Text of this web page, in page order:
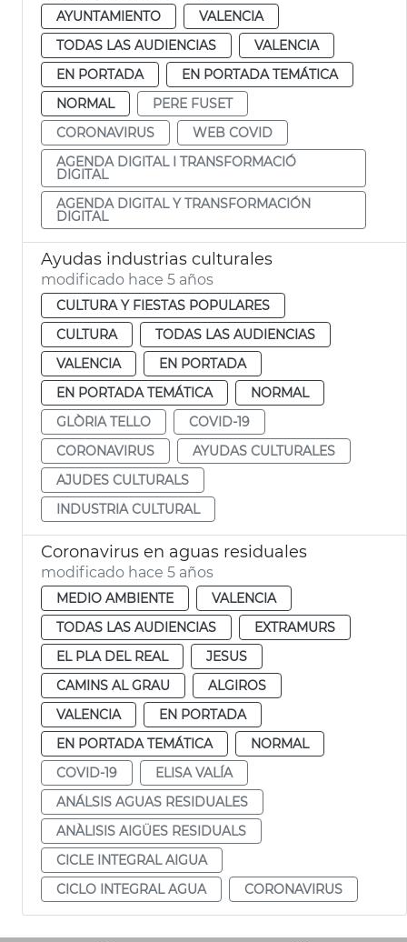
AYUNTAMIENTO
VALENCIA
TODAS LAS AUDIENCIAS
VALENCIA
EN PORTADA
EN PORTADA TEMÁTICA
NORMAL
PERE FUSET
CORONAVIRUS
WEB COVID
AGENDA DIGITAL I TRANSFORMACIÓ
DIGITAL
AGENDA DIGITAL Y TRANSFORMACIÓN
DIGITAL
Ayudas industrias culturales
modificado hace 5 años
CULTURA Y FIESTAS POPULARES
CULTURA
TODAS LAS AUDIENCIAS
VALENCIA
EN PORTADA
EN PORTADA TEMÁTICA
NORMAL
GLÒRIA TELLO
COVID-19
CORONAVIRUS
AYUDAS CULTURALES
AJUDES CULTURALS
INDUSTRIA CULTURAL
Coronavirus en aguas residuales
modificado hace 5 años
MEDIO AMBIENTE
VALENCIA
TODAS LAS AUDIENCIAS
EXTRAMURS
EL PLA DEL REAL
JESUS
CAMINS AL GRAU
ALGIROS
VALENCIA
EN PORTADA
EN PORTADA TEMÁTICA
NORMAL
COVID-19
ELISA VALÍA
ANÁLSIS AGUAS RESIDUALES
ANÀLISIS AIGÜES RESIDUALS
CICLE INTEGRAL AIGUA
CICLO INTEGRAL AGUA
CORONAVIRUS